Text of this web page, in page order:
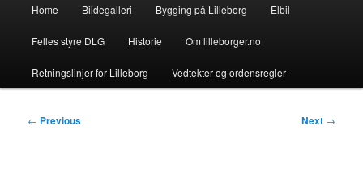
Home Bildegalleri Bygging på Lilleborg Elbil
Felles styre DLG Historie Om lilleborger.no
Retningslinjer for Lilleborg Vedtekter og ordensregler
Post
← Previous Next →